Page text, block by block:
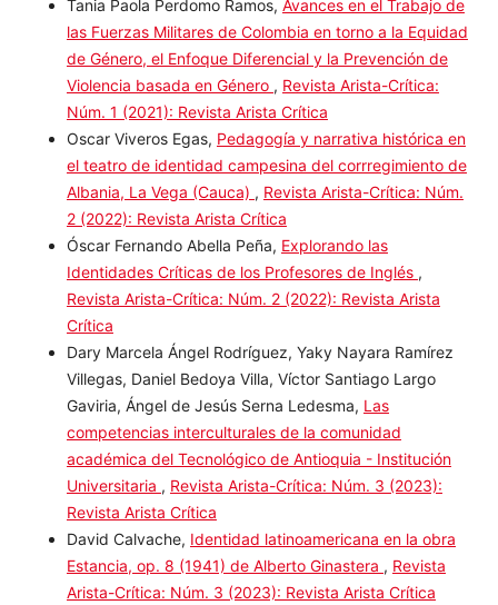
Tania Paola Perdomo Ramos,Avances en el Trabajo de
las Fuerzas Militares de Colombia en torno a la
Equidad de Género, el Enfoque Diferencial y la
Prevención de Violencia basada en Género
Arista-Crítica: Núm. 1 (2021): Revista Arista Crítica
Oscar Viveros Egas,Pedagogía y narrativa histórica en
el teatro de identidad campesina del corrregimiento
de Albania, La Vega (Cauca),
Núm. 2 (2022): Revista Arista Crítica
Óscar Fernando Abella Peña,Explorando las
Identidades Críticas de los Profesores de Inglés,
Revista Arista-Crítica: Núm. 2 (2022): Revista Arista
Crítica
Dary Marcela Ángel Rodríguez, Yaky Nayara Ramírez
Villegas, Daniel Bedoya Villa, Víctor Santiago Largo
Gaviria, Ángel de Jesús Serna Ledesma,Las
competencias interculturales de la comunidad
académica del Tecnológico de Antioquia - Institución
Universitaria ,Revista Arista-Crítica: Núm. 3 (2023):
Revista Arista Crítica
David Calvache,Identidad latinoamericana en la obra
Estancia, op. 8 (1941) de Alberto Ginastera ,Revista